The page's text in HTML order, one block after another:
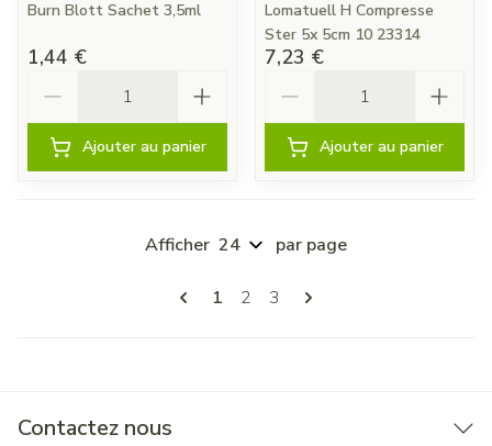
Burn Blott Sachet 3,5ml
1,44 €
Ajouter au panier
Lomatuell H Compresse
Ster 5x 5cm 10 23314
7,23 €
Ajouter au panier
Pages
Vous lisez actuellement la page
1 Page
2 Page
3
Afficher par page
Contactez nous